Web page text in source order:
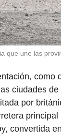
que une las
ciudades
por
convertida